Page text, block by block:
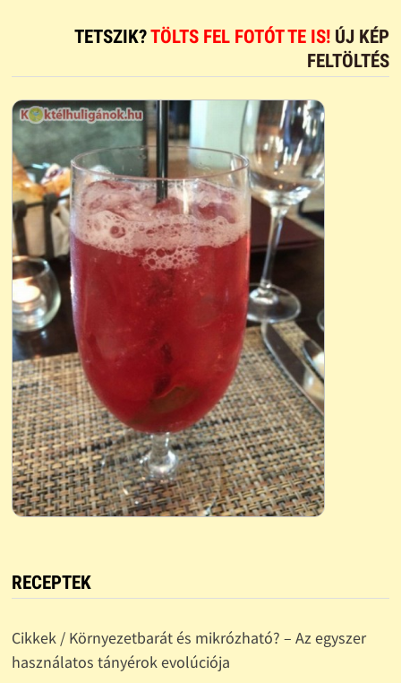
TETSZIK?TÖLTS FEL FOTÓT TE IS! ÚJ KÉP
FELTÖLTÉS
RECEPTEK
Cikkek / Környezetbarát és mikrózható? – Az egyszer
használatos tányérok evolúciója